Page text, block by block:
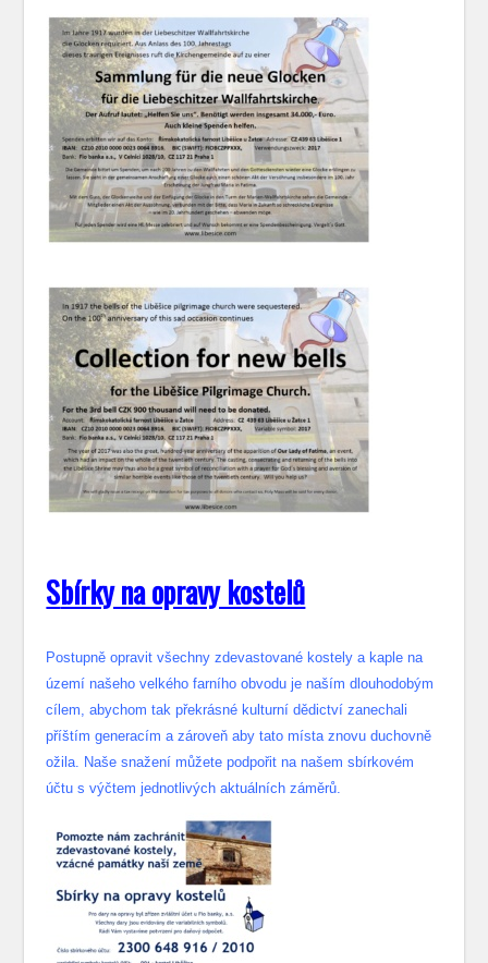
Sbírky na opravy kostelů
Postupně opravit všechny zdevastované kostely a kaple na
území našeho velkého farního obvodu je naším dlouhodobým
cílem, abychom tak překrásné kulturní dědictví zanechali
příštím generacím a zároveň aby tato místa znovu duchovně
ožila. Naše snažení můžete podpořit na našem sbírkovém
účtu s výčtem jednotlivých aktuálních záměrů.